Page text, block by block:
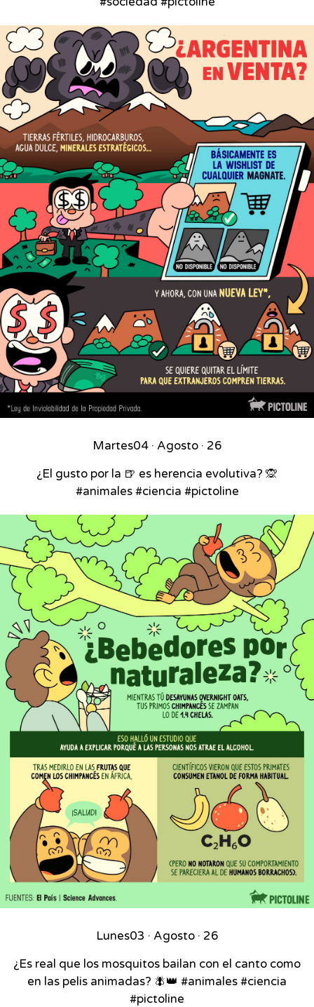
Martes04 · Agosto · 26
¿El gusto por la 🍺 es herencia evolutiva? 🙊
#animales #ciencia #pictoline
Lunes03 · Agosto · 26
¿Es real que los mosquitos bailan con el canto como
en las pelis animadas? 🪰👑 #animales #ciencia
#pictoline